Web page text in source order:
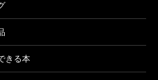
きる本